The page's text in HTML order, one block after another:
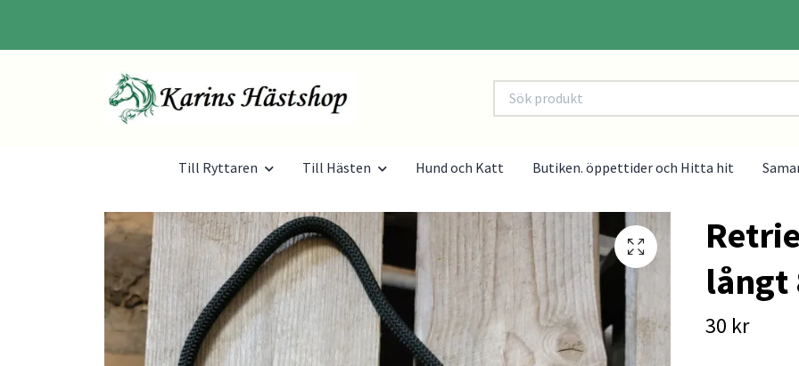
Till Ryttaren Till Hästen Hund och Katt Butiken. öppettider och Hitta hit
långt
30 kr